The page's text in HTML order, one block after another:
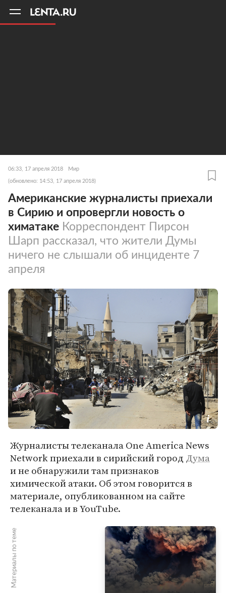
06:33, 17 апреля 2018 Мир
(обновлено: 14:53, 17 апреля 2018)
Американские журналисты приехали
в Сирию и опровергли новость о
химатаке Корреспондент Пирсон
Шарп рассказал, что жители Думы
ничего не слышали об инциденте 7
апреля
Журналисты телеканала One America News
Network приехали в сирийский город Дума
и не обнаружили там признаков
химической атаки. Об этом говорится в
материале, опубликованном на сайте
телеканала и в YouTube.
Материалы по теме